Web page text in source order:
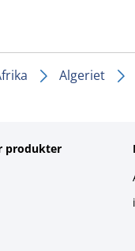
Algeriet
produkter